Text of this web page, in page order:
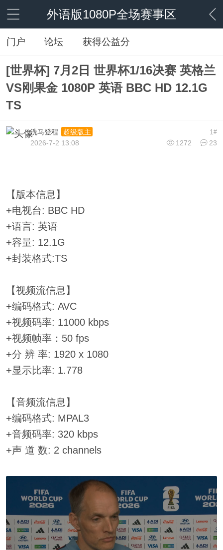
外语版1080P全场赛事区
门户 论坛 获得公益分
[世界杯] 7月2日 世界杯1/16决赛 英格兰
VS刚果金 1080P 英语 BBC HD 12.1G
TS
1#
洗马登程
超级版主
1272
23
2026-7-2 13:08
【版本信息】
+电视台: BBC HD
+语言: 英语
+容量: 12.1G
+封装格式:TS
【视频流信息】
+编码格式: AVC
+视频码率: 11000 kbps
+视频帧率：50 fps
+分 辨 率: 1920 x 1080
+显示比率: 1.778
【音频流信息】
+编码格式: MPAL3
+音频码率: 320 kbps
+声 道 数: 2 channels